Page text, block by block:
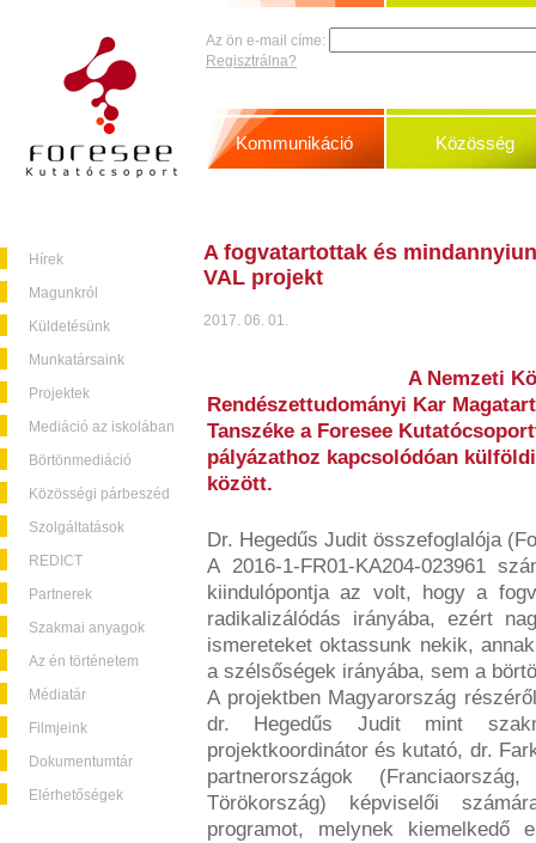
Hírek
Magunkról
Küldetésünk
Munkatársaink
Projektek
Mediáció az iskolában
Börtönmediáció
Közösségi párbeszéd
Szolgáltatások
REDICT
Partnerek
Szakmai anyagok
Az én történetem
Médiatár
Filmjeink
Dokumentumtár
Elérhetőségek
Az ön e-mail címe:
Regisztrálna?
Kommunikáció Közösség
A fogvatartottak és
VAL projekt
2017. 06. 01.
A Nemzeti
Rendészettudományi Kar
Tanszéke a Foresee
pályázathoz kapcsolódóan
között.
Dr. Hegedűs Judit összefoglalója
A 2016-1-FR01-KA204-023961
kiindulópontja az volt, hogy a
radikalizálódás irányába, ezért
ismereteket oktassunk nekik,
a szélsőségek irányába, sem a
A projektben Magyarország
dr. Hegedűs Judit mint
projektkoordinátor és kutató, dr.
partnerországok
Törökország) képviselői
programot, melynek